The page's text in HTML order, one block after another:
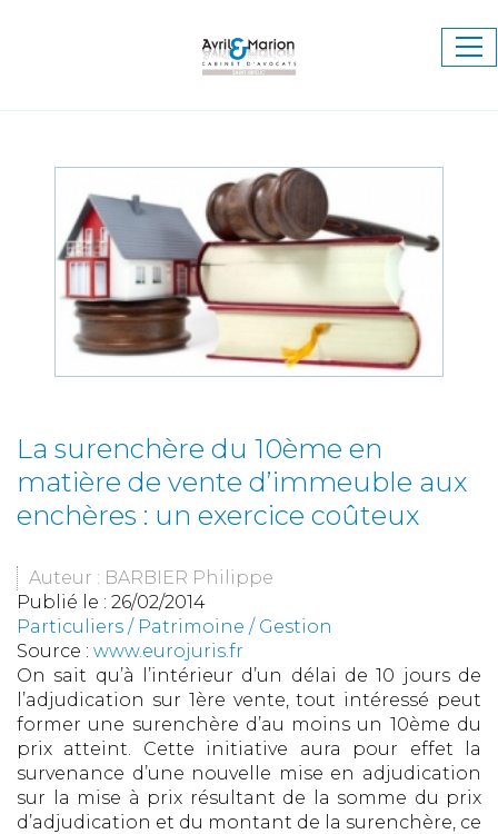
La surenchère du 10ème en
matière de vente d’immeuble aux
enchères : un exercice coûteux
Auteur : BARBIER Philippe
Publié le : 26/02/2014
Particuliers / Patrimoine / Gestion
Source : www.eurojuris.fr
On sait qu’à l’intérieur d’un délai de 10 jours de
l’adjudication sur 1ère vente, tout intéressé peut
former une surenchère d’au moins un 10ème du
prix atteint. Cette initiative aura pour effet la
survenance d’une nouvelle mise en adjudication
sur la mise à prix résultant de la somme du prix
d’adjudication et du montant de la surenchère, ce